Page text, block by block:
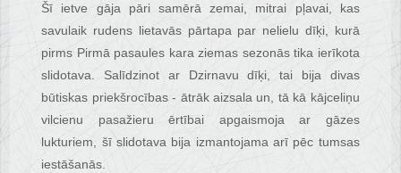
Šī ietve gāja pāri samērā zemai, mitrai pļavai, kas
savulaik rudens lietavās pārtapa par nelielu dīķi, kurā
pirms Pirmā pasaules kara ziemas sezonās tika ierīkota
slidotava. Salīdzinot ar Dzirnavu dīķi, tai bija divas
būtiskas priekšrocības - ātrāk aizsala un, tā kā kājceliņu
vilcienu pasažieru ērtībai apgaismoja ar gāzes
lukturiem, šī slidotava bija izmantojama arī pēc tumsas
iestāšanās.